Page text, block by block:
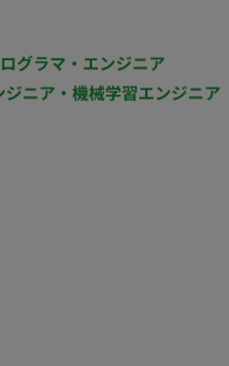
グラマ・エンジニア
ジニア・機械学習エンジニア